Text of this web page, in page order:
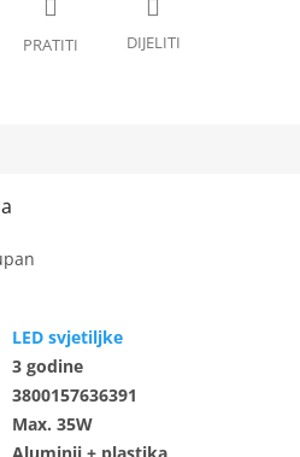
LED svjetiljke
3 godine
3800157636391
Max. 35W